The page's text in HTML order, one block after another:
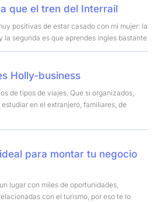
que el tren del Interrail
positivas de estar casado con mi mujer: la
la segunda es que aprendes ingles bastante
Holly-business
de tipos de viajes. Que si organizados,
en el extranjero, familiares, de
para montar tu negocio
lugar con miles de oportunidades,
con el turismo, por eso te lo